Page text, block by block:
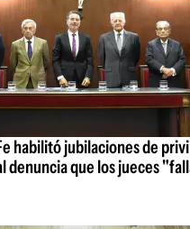
habilitó jubilaciones de
denuncia que los jueces